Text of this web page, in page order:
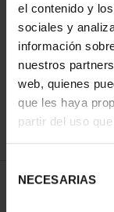
el contenido y
sociales y
información
nuestros
web, quienes
que les haya
partir del uso
NECESARIAS
ORDENAR POR:
1 Productos